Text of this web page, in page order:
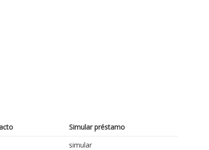
Simular préstamo
simular